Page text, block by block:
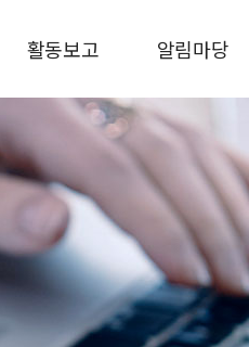
활동보고
상담통계
사업보고
활동사진
알림마당
공지사항
자유게시판
소식지